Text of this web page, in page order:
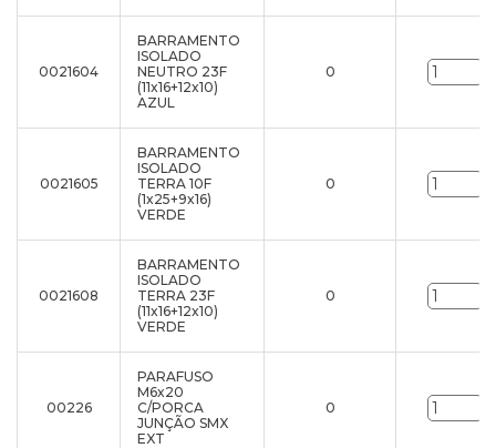
0021604
BARRAMENTO
ISOLADO
NEUTRO 23F
(11x16+12x10)
AZUL
0
0021605
BARRAMENTO
ISOLADO
TERRA 10F
(1x25+9x16)
VERDE
0
0021608
BARRAMENTO
ISOLADO
TERRA 23F
(11x16+12x10)
VERDE
0
00226
PARAFUSO
M6x20
C/PORCA
JUNÇÃO SMX
EXT
0